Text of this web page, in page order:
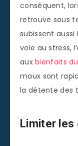
conséquent,
retrouve sous
subissent
voie au stress,
auxbienfaits
maux sont
la détente des
Limiter les